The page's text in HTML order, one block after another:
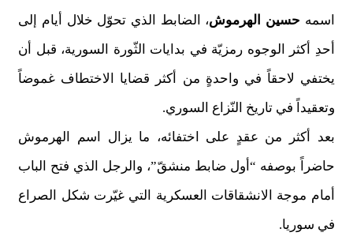
اسمه حسين الهرموش، الضابط الذي تحوّل خلال أيام إلى
أحدِ أكثر الوجوه رمزيّة في بدايات الثّورة السورية، قبل أن
يختفي لاحقاً في واحدةٍ من أكثر قضايا الاختطاف غموضاً
وتعقيداً في تاريخ النّزاع السوري.
بعد أكثر من عقدٍ على اختفائه، ما يزال اسم الهرموش
حاضراً بوصفه “أول ضابط منشقّ”، والرجل الذي فتح الباب
أمام موجة الانشقاقات العسكرية التي غيّرت شكل الصراع
في سوريا.